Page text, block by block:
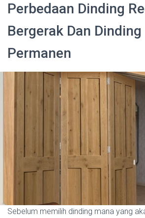
Perbedaan Dinding
Bergerak Dan Dinding
Permanen
Sebelum memilih dinding mana yang